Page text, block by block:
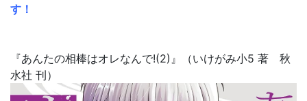
す！
『あんたの相棒はオレなんで!(2) 』（いけがみ小5 著 秋
水社 刊）